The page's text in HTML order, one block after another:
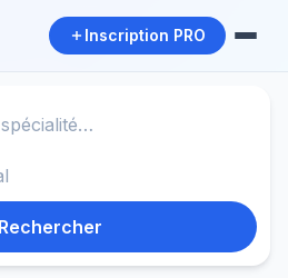
Inscription PRO
Rechercher